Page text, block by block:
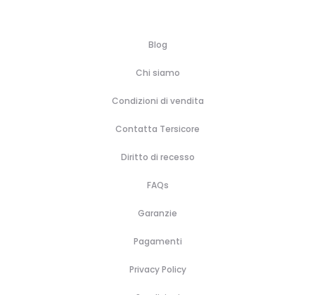
Blog
Chi siamo
Condizioni di vendita
Contatta Tersicore
Diritto di recesso
FAQs
Garanzie
Pagamenti
Privacy Policy